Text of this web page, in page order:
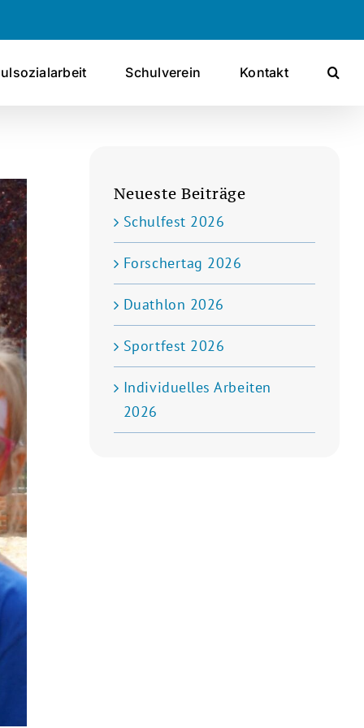
Schulverein Kontakt
Neueste Beiträge
Schulfest 2026
Forschertag 2026
Duathlon 2026
Sportfest 2026
Individuelles Arbeiten
2026